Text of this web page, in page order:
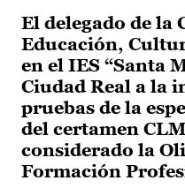
El delegado de la
Educación,
en el IES “Santa
Ciudad Real a la
pruebas de la
del certamen
considerado la
Formación